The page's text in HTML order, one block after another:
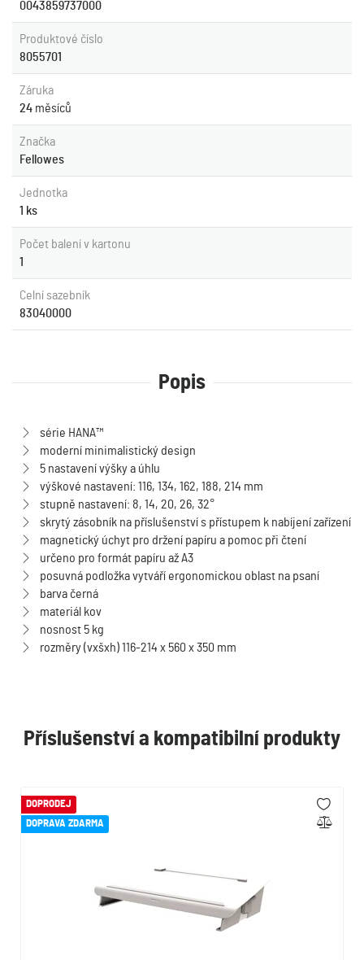
0043859737000
Produktové číslo
8055701
Záruka
24 měsíců
Značka
Fellowes
Jednotka
1 ks
Počet balení v kartonu
1
Celní sazebník
83040000
Popis
série HANA™
moderní minimalistický design
5 nastavení výšky a úhlu
výškové nastavení: 116, 134, 162, 188, 214 mm
stupně nastavení: 8, 14, 20, 26, 32°
skrytý zásobník na příslušenství s přístupem k nabíjení zařízení
magnetický úchyt pro držení papíru a pomoc při čtení
určeno pro formát papíru až A3
posuvná podložka vytváří ergonomickou oblast na psaní
barva černá
materiál kov
nosnost 5 kg
rozměry (vxšxh) 116-214 x 560 x 350 mm
Příslušenství a kompatibilní produkty
DOPRODEJ
DOPRAVA ZDARMA